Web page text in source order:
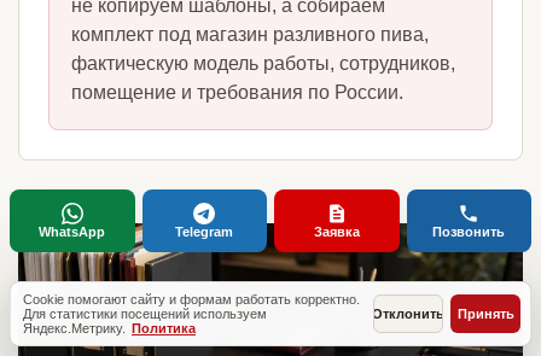
не копируем шаблоны, а собираем
комплект под магазин разливного пива,
фактическую модель работы, сотрудников,
помещение и требования по России.
Cookie помогают сайту и формам работать корректно.
Для статистики посещений используем
Яндекс.Метрику. Политика
Отклонить Принять
WhatsApp Telegram Заявка Позвонить